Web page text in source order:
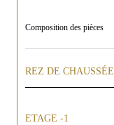
Composition des pièces
REZ DE CHAUSSÉE
ETAGE -1